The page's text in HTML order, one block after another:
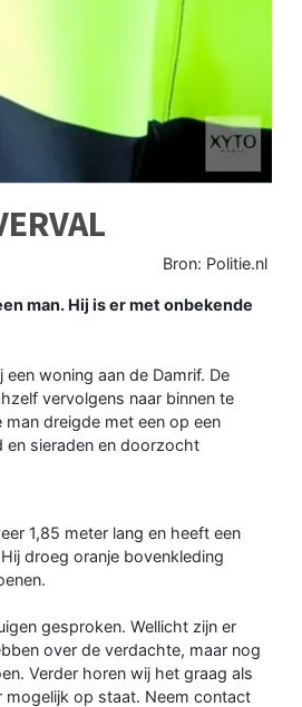
Bron: Politie.nl
man. Hij is er met onbekende
woning aan de Damrif. De
vervolgens naar binnen te
dreigde met een op een
en sieraden en doorzocht
1,85 meter lang en heeft een
droeg oranje bovenkleding
gesproken. Wellicht zijn er
over de verdachte, maar nog
Verder horen wij het graag als
mogelijk op staat. Neem contact